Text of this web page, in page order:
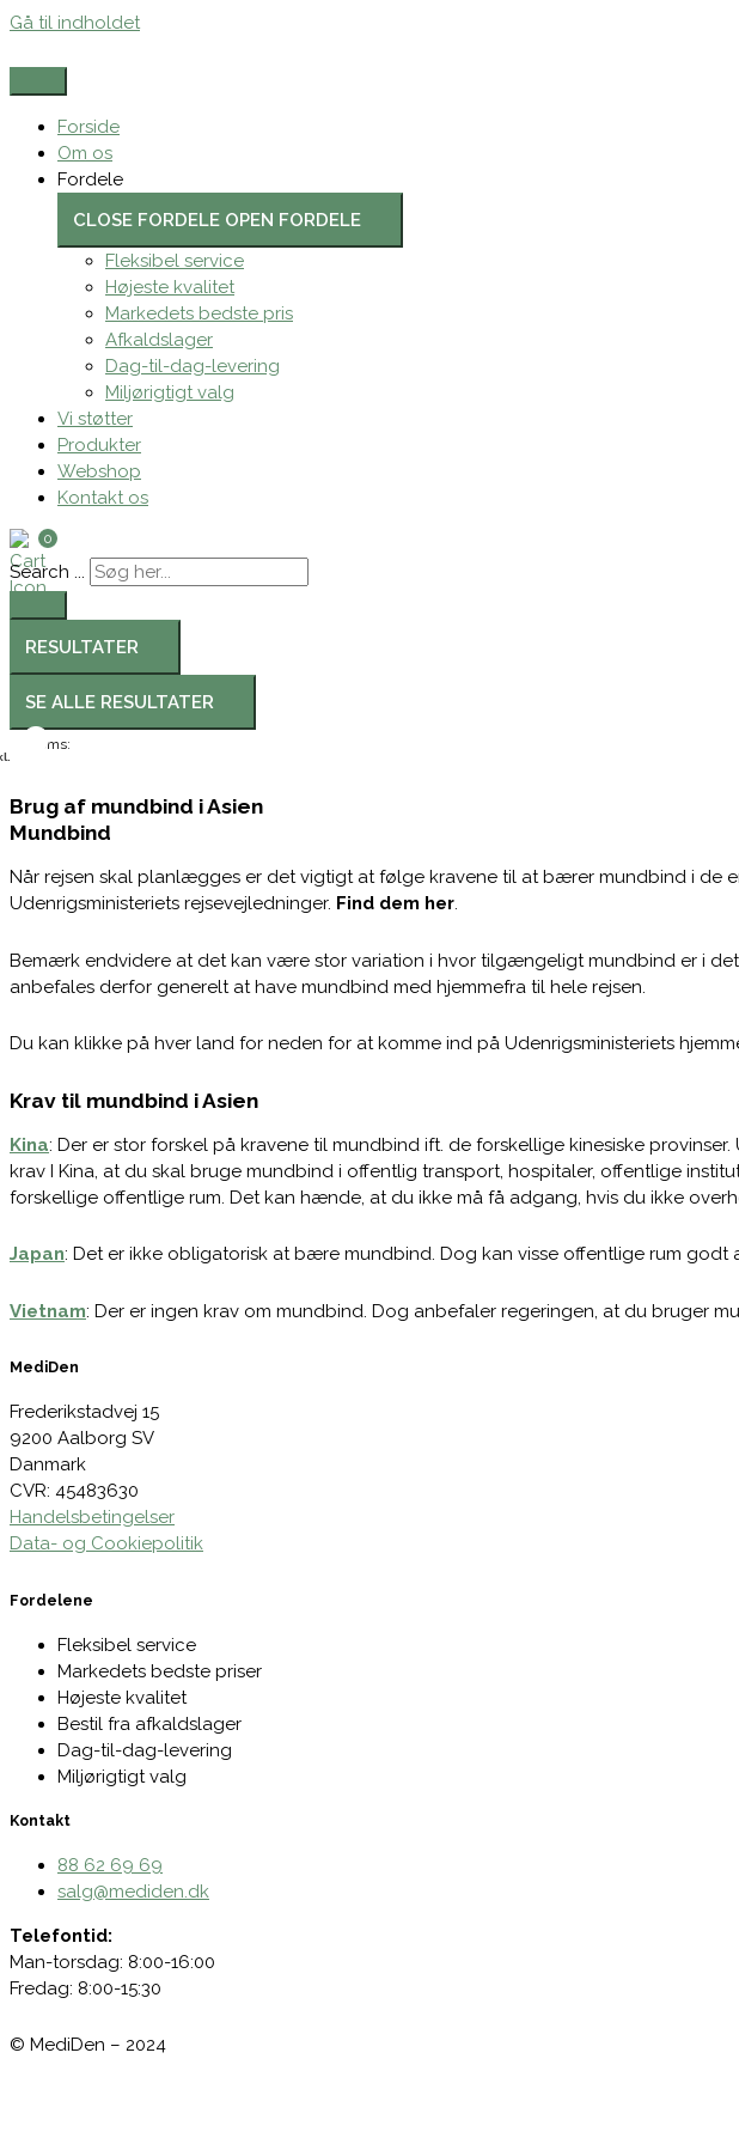
Gå til indholdet
Forside
Om os
Fordele
CLOSE FORDELE OPEN FORDELE
Fleksibel service
Højeste kvalitet
Markedets bedste pris
Afkaldslager
Dag-til-dag-levering
Miljørigtigt valg
Vi støtter
Produkter
Webshop
Kontakt os
0
Search ...
RESULTATER
SE ALLE RESULTATER
Moms:
Brug af mundbind i Asien
Mundbind
Når rejsen skal planlægges er det vigtigt at følge kravene til at bærer mundbind i de
Udenrigsministeriets rejsevejledninger. Find dem her.
Bemærk endvidere at det kan være stor variation i hvor tilgængeligt mundbind er i
anbefales derfor generelt at have mundbind med hjemmefra til hele rejsen.
Du kan klikke på hver land for neden for at komme ind på Udenrigsministeriets
Krav til mundbind i Asien
Kina: Der er stor forskel på kravene til mundbind ift. de forskellige kinesiske
krav I Kina, at du skal bruge mundbind i offentlig transport, hospitaler, offentlige
forskellige offentlige rum. Det kan hænde, at du ikke må få adgang, hvis du ikke
Japan: Det er ikke obligatorisk at bære mundbind. Dog kan visse offentlige rum godt
Vietnam: Der er ingen krav om mundbind. Dog anbefaler regeringen, at du bruger
MediDen
Frederikstadvej 15
9200 Aalborg SV
Danmark
CVR: 45483630
Handelsbetingelser
Data- og Cookiepolitik
Fordelene
Fleksibel service
Markedets bedste priser
Højeste kvalitet
Bestil fra afkaldslager
Dag-til-dag-levering
Miljørigtigt valg
Kontakt
88 62 69 69
salg@mediden.dk
Telefontid:
Man-torsdag: 8:00-16:00
Fredag: 8:00-15:30
© MediDen – 2024